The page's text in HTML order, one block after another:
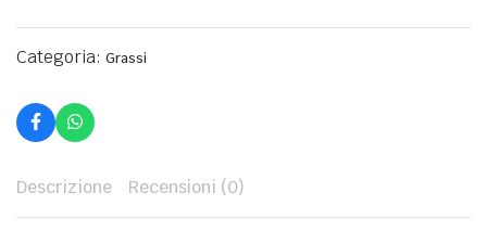
Categoria: Grassi
Descrizione Recensioni (0)